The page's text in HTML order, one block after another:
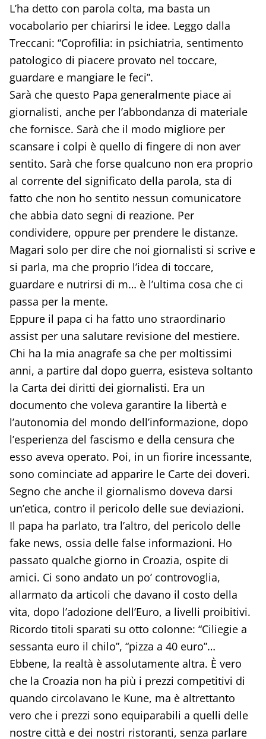
L’ha detto con parola colta, ma basta un
vocabolario per chiarirsi le idee. Leggo dalla
Treccani: “Coprofilia: in psichiatria, sentimento
patologico di piacere provato nel toccare,
guardare e mangiare le feci”.
Sarà che questo Papa generalmente piace ai
giornalisti, anche per l’abbondanza di materiale
che fornisce. Sarà che il modo migliore per
scansare i colpi è quello di fingere di non aver
sentito. Sarà che forse qualcuno non era proprio
al corrente del significato della parola, sta di
fatto che non ho sentito nessun comunicatore
che abbia dato segni di reazione. Per
condividere, oppure per prendere le distanze.
Magari solo per dire che noi giornalisti si scrive e
si parla, ma che proprio l’idea di toccare,
guardare e nutrirsi di m… è l’ultima cosa che ci
passa per la mente.
Eppure il papa ci ha fatto uno straordinario
assist per una salutare revisione del mestiere.
Chi ha la mia anagrafe sa che per moltissimi
anni, a partire dal dopo guerra, esisteva soltanto
la Carta dei diritti dei giornalisti. Era un
documento che voleva garantire la libertà e
l’autonomia del mondo dell’informazione, dopo
l’esperienza del fascismo e della censura che
esso aveva operato. Poi, in un fiorire incessante,
sono cominciate ad apparire le Carte dei doveri.
Segno che anche il giornalismo doveva darsi
un’etica, contro il pericolo delle sue deviazioni.
Il papa ha parlato, tra l’altro, del pericolo delle
fake news, ossia delle false informazioni. Ho
passato qualche giorno in Croazia, ospite di
amici. Ci sono andato un po’ controvoglia,
allarmato da articoli che davano il costo della
vita, dopo l’adozione dell’Euro, a livelli proibitivi.
Ricordo titoli sparati su otto colonne: “Ciliegie a
sessanta euro il chilo”, “pizza a 40 euro”…
Ebbene, la realtà è assolutamente altra. È vero
che la Croazia non ha più i prezzi competitivi di
quando circolavano le Kune, ma è altrettanto
vero che i prezzi sono equiparabili a quelli delle
nostre città e dei nostri ristoranti, senza parlare